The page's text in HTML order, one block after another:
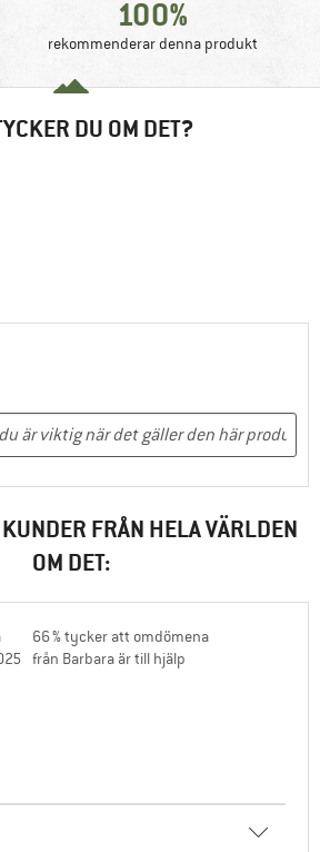
100%
rekommenderar denna produkt
DU OM DET?
FRÅN HELA VÄRLDEN
OM DET:
66 % tycker att omdömena
från Barbara är till hjälp